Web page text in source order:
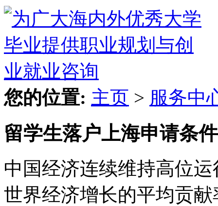
您的位置: 主页 > 服务中
留学生落户上海申请条件
中国经济连续维持高位
世界经济增长的平均贡